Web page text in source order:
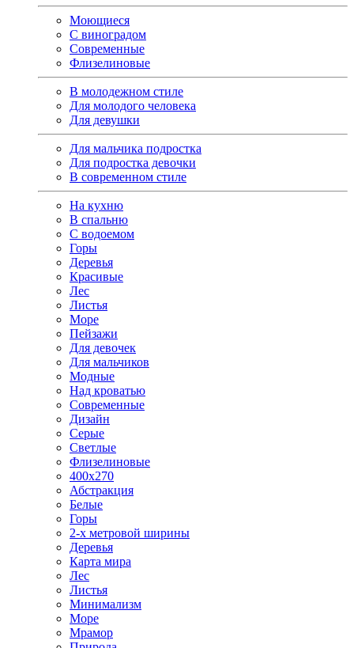
Моющиеся
С виноградом
Современные
Флизелиновые
В молодежном стиле
Для молодого человека
Для девушки
Для мальчика подростка
Для подростка девочки
В современном стиле
На кухню
В спальню
С водоемом
Горы
Деревья
Красивые
Лес
Листья
Море
Пейзажи
Для девочек
Для мальчиков
Модные
Над кроватью
Современные
Дизайн
Серые
Светлые
Флизелиновые
400х270
Абстракция
Белые
Горы
2-х метровой ширины
Деревья
Карта мира
Лес
Листья
Минимализм
Море
Мрамор